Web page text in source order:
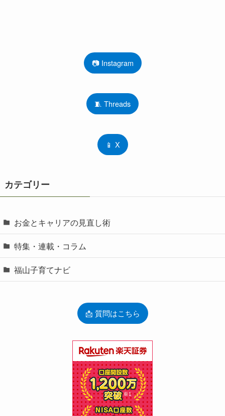
📷 Instagram
🧵 Threads
📱 X
カテゴリー
お金とキャリアの見直し術
特集・連載・コラム
福山子育てナビ
📩 質問はこちら